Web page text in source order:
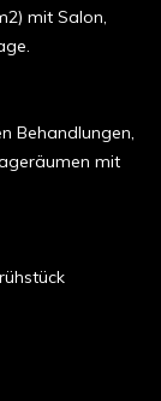
mit Salon,
Behandlungen,
mit